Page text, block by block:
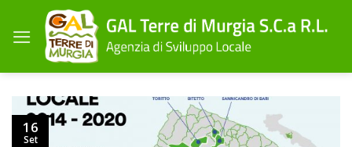
contenuti
16
Set